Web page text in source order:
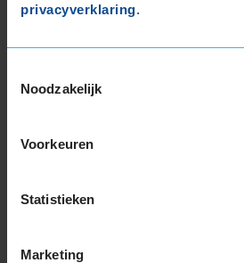
privacyverklaring.
Noodzakelijk
Voorkeuren
Statistieken
Marketing
9,0
Band
Auto